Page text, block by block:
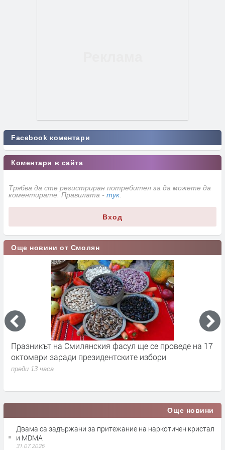
Facebook коментари
Коментари в сайта
Трябва да сте регистриран потребител за да можете да
коментирате. Правилата - тук
Вход
Още новини от Смолян
Празникът на Смилянския фасул ще се проведе на 17
октомври заради президентските избори
преди 13 часа
Още новини
Двама са задържани за притежание на наркотичен кристал
и MDMA
31.07.2026